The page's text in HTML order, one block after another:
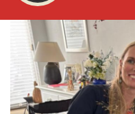
STRAKS:
De avond van
18.00 - 21.00 uur
Vorig uur
Inklappen